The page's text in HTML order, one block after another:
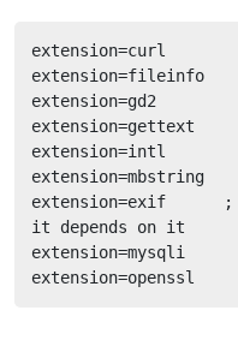
extension=curl
extension=fileinfo
extension=gd2
extension=gettext
extension=intl
extension=mbstring
extension=exif      ;
it depends on it
extension=mysqli
extension=openssl